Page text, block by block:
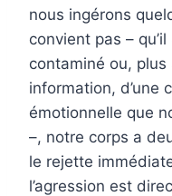
nous ingérons
convient pas – qu’il
contaminé ou, plus
information, d’une
émotionnelle que
–, notre corps a
le rejette
l’agression est